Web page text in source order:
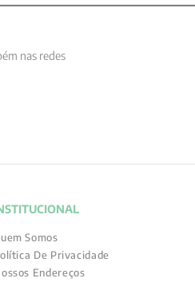
nas redes
Somos
De Privacidade
Endereços